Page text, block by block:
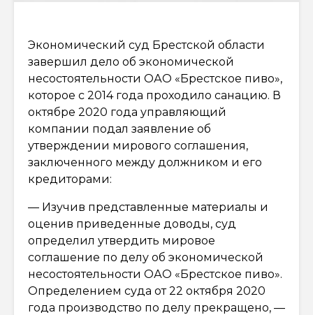
Экономический суд Брестской области
завершил дело об экономической
несостоятельности ОАО «Брестское пиво»,
которое с 2014 года проходило санацию. В
октябре 2020 года управляющий
компании подал заявление об
утверждении мирового соглашения,
заключенного между должником и его
кредиторами:
— Изучив представленные материалы и
оценив приведенные доводы, суд
определил утвердить мировое
соглашение по делу об экономической
несостоятельности ОАО «Брестское пиво».
Определением суда от 22 октября 2020
года производство по делу прекращено, —